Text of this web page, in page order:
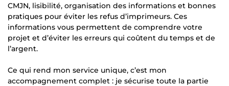
CMJN, lisibilité, organisation des informations et bonnes
pratiques pour éviter les refus d’imprimeurs. Ces
informations vous permettent de comprendre votre
projet et d’éviter les erreurs qui coûtent du temps et de
l’argent.
Ce qui rend mon service unique, c’est mon
accompagnement complet : je sécurise toute la partie